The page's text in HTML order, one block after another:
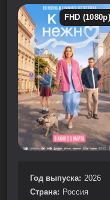
FHD (1080p)
Год выпуска: 2026
Страна: Россия